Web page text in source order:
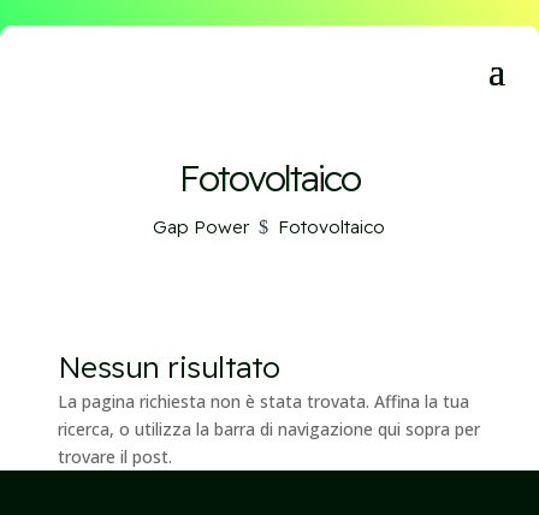
Fotovoltaico
Gap Power $ Fotovoltaico
Nessun risultato
La pagina richiesta non è stata trovata. Affina la tua
ricerca, o utilizza la barra di navigazione qui sopra per
trovare il post.